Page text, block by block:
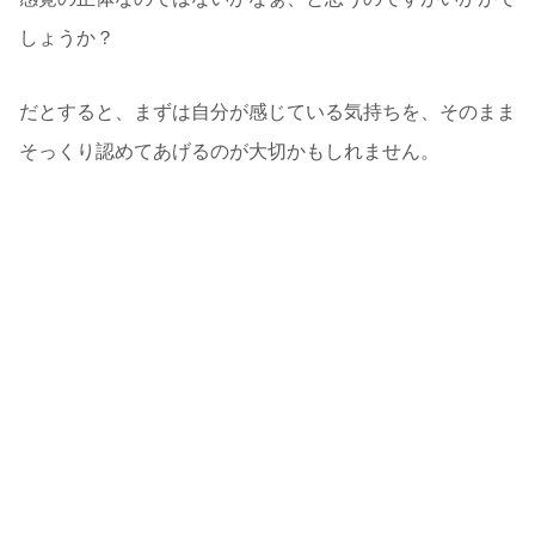
しょうか？
だとすると、まずは自分が感じている気持ちを、そのまま
そっくり認めてあげるのが大切かもしれません。